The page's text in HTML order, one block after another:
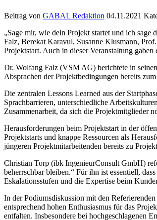
Beitrag von GABAL Redaktion 04.11.2021
„Sage mir, wie dein Projekt startet und ich
Falz, Berekat Karavul, Susanne Klusmann,
Projektstart. Auch in dieser Veranstaltung
Dr. Wolfang Falz (VSM AG) berichtete in
Absprachen der Projektbedingungen bereits
Die zentralen Lessons Learned aus der
Sprachbarrieren, unterschiedliche
Zusammenarbeit, da sich die Projektmitglieder
Herausforderungen beim Projektstart in der
Projektstarts und knappe Ressourcen als
jüngeren Projektmitarbeitenden bereits zu
Christian Torp (ibk IngenieurConsult GmbH)
beherrschbar bleiben.“ Für ihn ist essentiell,
Eskalationsstufen und die Expertise beim
In der Podiumsdiskussion mit den
entsprechend hohen Enthusiasmus für das
entfalten. Insbesondere bei hochgeschlagenen